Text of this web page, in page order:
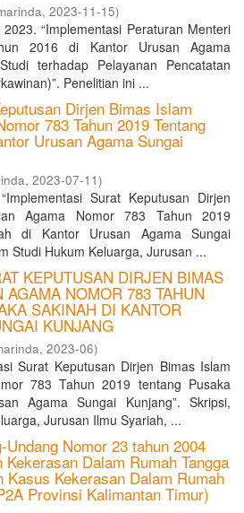
, 2023-11-15)
“Implementasi Peraturan Menteri
2016 di Kantor Urusan Agama
terhadap Pelayanan Pencatatan
Penelitian ini ...
Dirjen Bimas Islam
783 Tahun 2019 Tentang
Urusan Agama Sungai
, 2023-07-11)
Surat Keputusan Dirjen
Agama Nomor 783 Tahun 2019
di Kantor Urusan Agama Sungai
Studi Hukum Keluarga, Jurusan ...
KEPUTUSAN DIRJEN BIMAS
NOMOR 783 TAHUN
SAKINAH DI KANTOR
KUNJANG
, 2023-06)
Surat Keputusan Dirjen Bimas Islam
783 Tahun 2019 tentang Pusaka
Agama Sungai Kunjang”. Skripsi,
Jurusan Ilmu Syariah, ...
Nomor 23 tahun 2004
Kekerasan Dalam Rumah Tangga
Kasus Kekerasan Dalam Rumah
Provinsi Kalimantan Timur)